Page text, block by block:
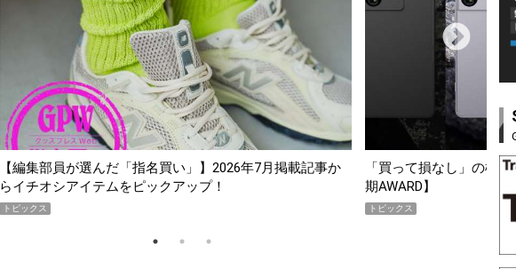
「買って損なし」の極上スマホ5選【GoodsPress 2026上半
期AWARD】
トピックス
薄着になる季節の夏こそ
SHOCK「
PR